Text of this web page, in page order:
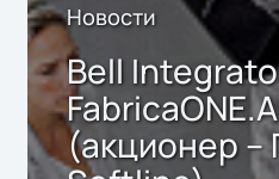
Новости
Bell
(акционер –